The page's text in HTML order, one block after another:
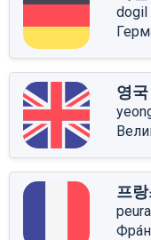
dogil
영국
프